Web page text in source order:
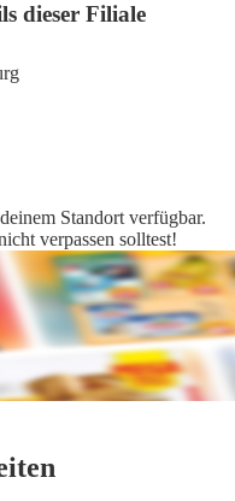
dieser Filiale
Standort verfügbar.
verpassen solltest!